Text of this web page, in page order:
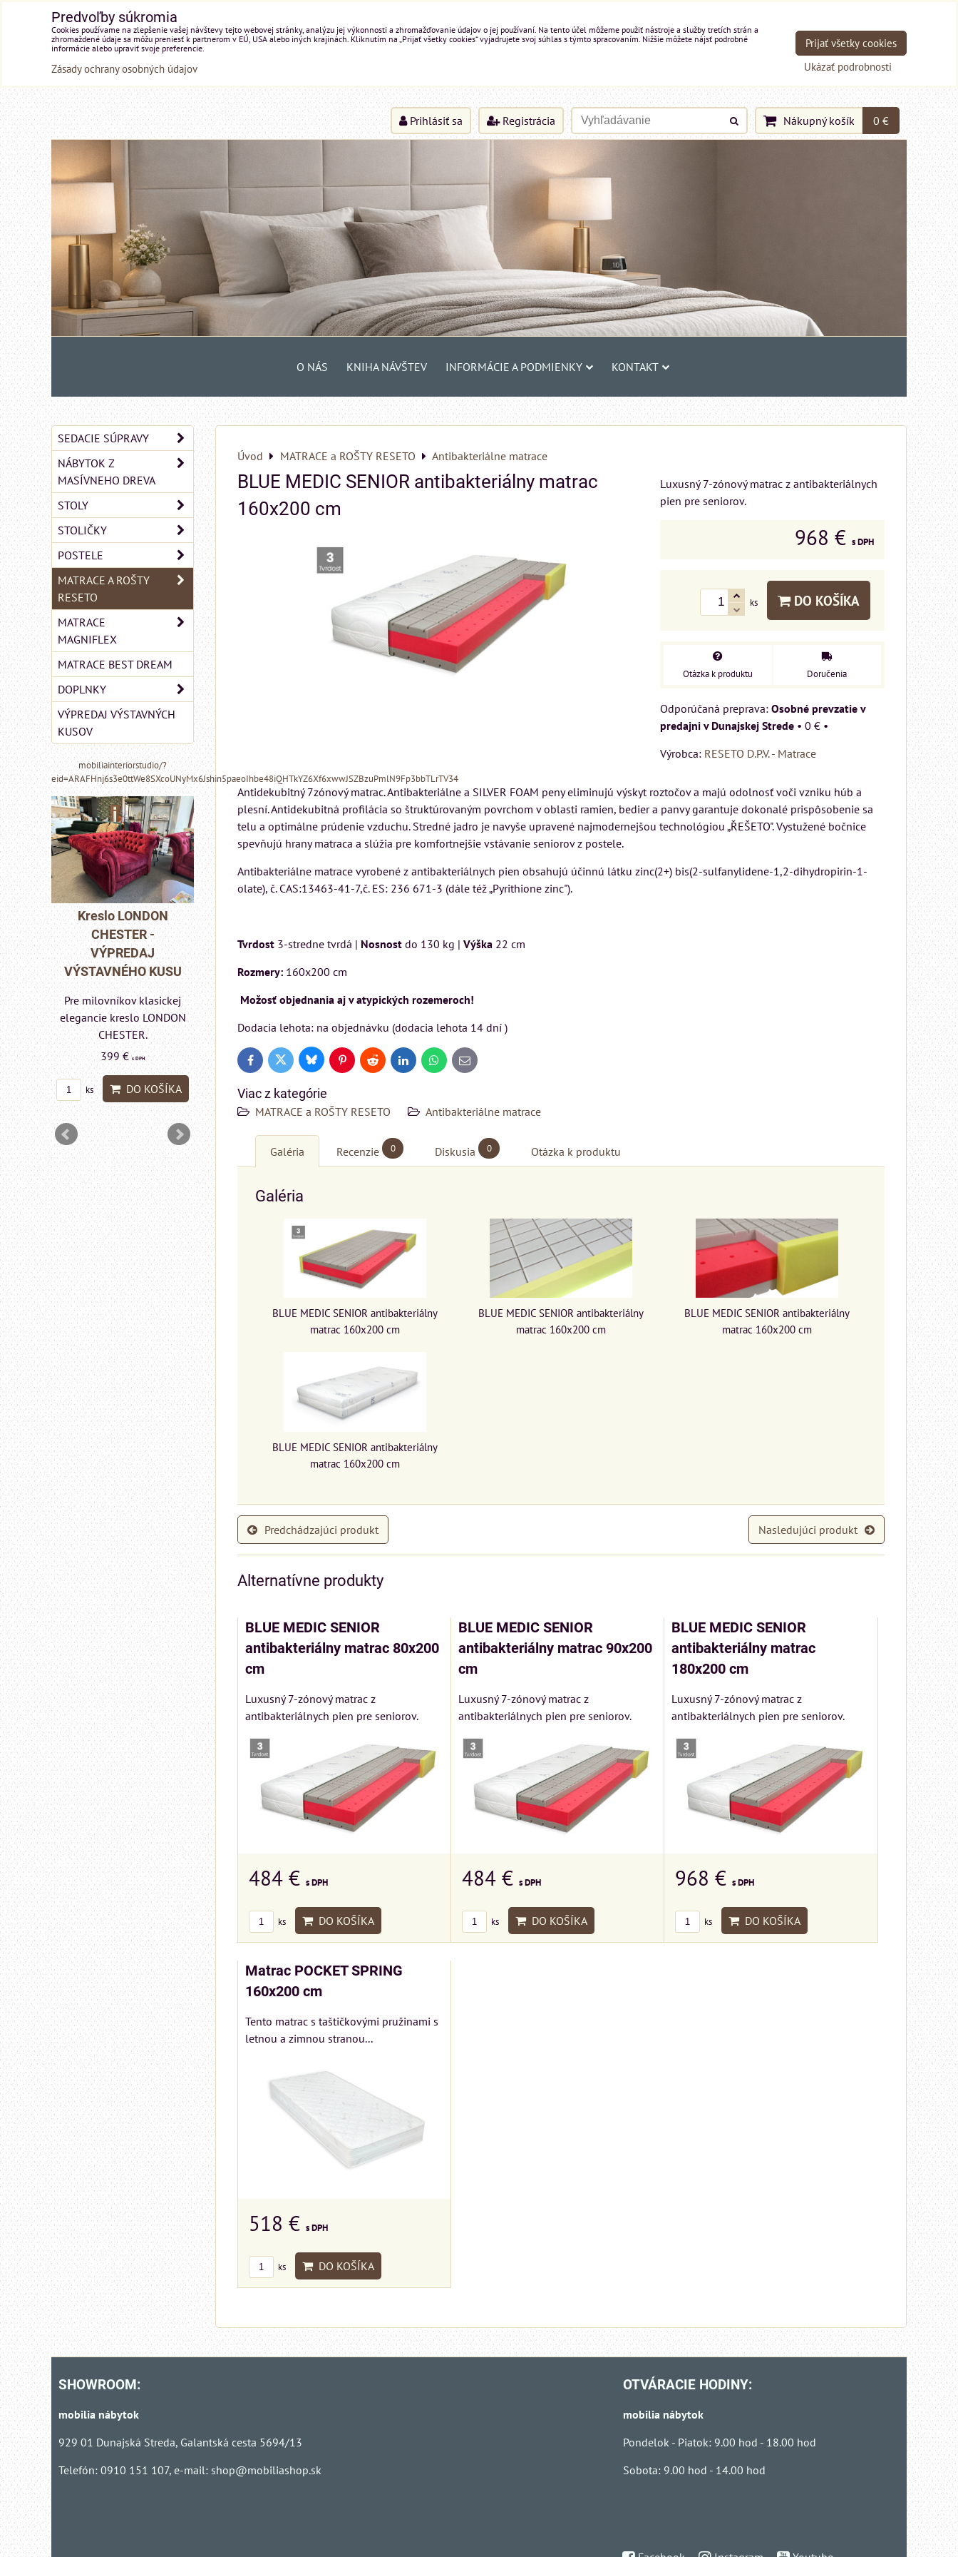
Prihlásiť sa Registrácia Nákupný košík 0 €
O NÁS KNIHA NÁVŠTEV INFORMÁCIE A PODMIENKY KONTAKT
Úvod MATRACE a ROŠTY RESETO Antibakteriálne matrace
BLUE MEDIC SENIOR antibakteriálny matrac
160x200 cm
Luxusný 7-zónový matrac z antibakteriálnych
pien pre seniorov.
968 € s DPH
ks DO KOŠÍKA
Otázka k produktu Doručenia
Osobné prevzatie v
predajni v Dunajskej Strede • 0 € •
Výrobca: RESETO D.P.V. - Matrace
Antidekubitný 7zónový matrac. Antibakteriálne a SILVER FOAM peny eliminujú výskyt roztočov a majú odolnosť voči vzniku húb a
plesní. Antidekubitná profilácia so štruktúrovaným povrchom v oblasti ramien, bedier a panvy garantuje dokonalé prispôsobenie sa
telu a optimálne prúdenie vzduchu. Stredné jadro je navyše upravené najmodernejšou technológiou „ŘEŠETO". Vystužené bočnice
spevňujú hrany matraca a slúžia pre komfortnejšie vstávanie seniorov z postele.
Antibakteriálne matrace vyrobené z antibakteriálnych pien obsahujú účinnú látku zinc(2+) bis(2-sulfanylidene-1,2-dihydropirin-1-
olate), č. CAS:13463-41-7,č. ES: 236 671-3 (dále též „Pyrithione zinc").
Tvrdost 3-stredne tvrdá | Nosnost do 130 kg | Výška 22 cm
Rozmery: 160x200 cm
Možosť objednania aj v atypických rozemeroch!
Dodacia lehota: na objednávku (dodacia lehota 14 dní )
FacebookTwitter BlueskyPinterestReddit LinkedInWhatsApp
E-
mail
Viac z kategórie
MATRACE a ROŠTY RESETO Antibakteriálne matrace
Galéria Recenzie 0 Diskusia 0 Otázka k produktu
Galéria
BLUE MEDIC SENIOR antibakteriálny
matrac 160x200 cm
BLUE MEDIC SENIOR antibakteriálny
matrac 160x200 cm
BLUE MEDIC SENIOR antibakteriálny
matrac 160x200 cm
BLUE MEDIC SENIOR antibakteriálny
matrac 160x200 cm
Predchádzajúci produkt Nasledujúci produkt
Alternatívne produkty
BLUE MEDIC SENIOR
antibakteriálny matrac 80x200
cm
Luxusný 7-zónový matrac z
antibakteriálnych pien pre seniorov.
484 € s DPH
ks DO KOŠÍKA
BLUE MEDIC SENIOR
antibakteriálny matrac 90x200
cm
Luxusný 7-zónový matrac z
antibakteriálnych pien pre seniorov.
484 € s DPH
ks DO KOŠÍKA
BLUE MEDIC SENIOR
antibakteriálny matrac
180x200 cm
Luxusný 7-zónový matrac z
antibakteriálnych pien pre seniorov.
968 €s DPH
ks DO KOŠÍKA
Matrac POCKET SPRING
160x200 cm
Tento matrac s taštičkovými pružinami s
letnou a zimnou stranou...
518 € s DPH
ks DO KOŠÍKA
SEDACIE SÚPRAVY
NÁBYTOK Z
MASÍVNEHO DREVA
STOLY
STOLIČKY
POSTELE
MATRACE A ROŠTY
RESETO
MATRACE
MAGNIFLEX
MATRACE BEST DREAM
DOPLNKY
VÝPREDAJ VÝSTAVNÝCH
KUSOV
mobiliainteriorstudio/?
eid=ARAFHnj6s3e0ttWe8SXcoUNyMx6Jshin5paeoIhbe48iQHTkYZ6Xf6xwwJSZBzuPmlN9Fp3bbTLrTV34
a
Kreslo LONDON
CHESTER -
VÝPREDAJ
VÝSTAVNÉHO KUSU
Pre milovníkov klasickej
elegancie kreslo LONDON
CHESTER.
399 €s DPH
ks DO KOŠÍKA
MIZAR - talianský
Rinaldi Bed System
VÝPREDAJ
Pre milovníkov klasickej
pohovka LONDON
CHESTER.
599 €
ks DO KOŠÍKA
SHOWROOM:
mobilia nábytok
929 01 Dunajská Streda, Galantská cesta 5694/13
Telefón: 0910 151 107, e-mail: shop@mobiliashop.sk
OTVÁRACIE HODINY:
mobilia nábytok
Pondelok - Piatok: 9.00 hod - 18.00 hod
Sobota: 9.00 hod - 14.00 hod
Predvoľby súkromia
Cookies používame na zlepšenie vašej návštevy tejto webovej stránky, analýzu jej výkonnosti a zhromažďovanie údajov o jej používaní. Na tento účel môžeme použiť nástroje a služby tretích strán a
zhromaždené údaje sa môžu preniesť k partnerom v EÚ, USA alebo iných krajinách. Kliknutím na „Prijať všetky cookies“ vyjadrujete svoj súhlas s týmto spracovaním. Nižšie môžete nájsť podrobné
informácie alebo upraviť svoje preferencie.
Zásady ochrany osobných údajov Ukázať podrobnosti
Prijať všetky cookies